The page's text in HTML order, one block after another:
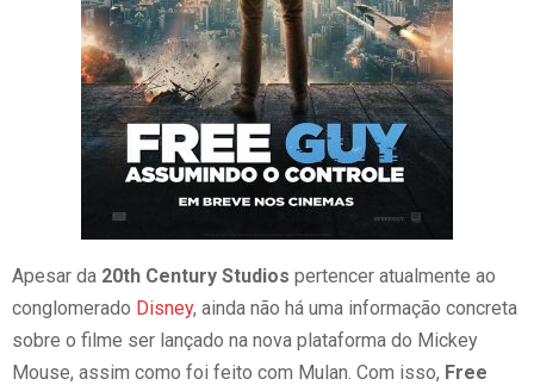
Apesar da 20th Century Studios pertencer atualmente ao
conglomerado Disney, ainda não há uma informação concreta
sobre o filme ser lançado na nova plataforma do Mickey
Mouse, assim como foi feito com Mulan. Com isso, Free